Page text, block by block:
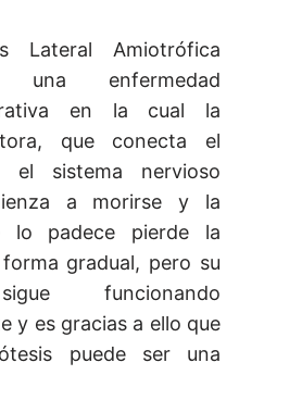
Lateral Amiotrófica
enfermedad
en la cual la
que conecta el
el sistema nervioso
a morirse y la
lo padece pierde la
gradual, pero su
funcionando
y es gracias a ello que
puede ser una